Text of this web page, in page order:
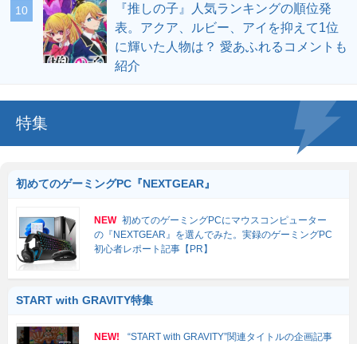
『推しの子』人気ランキングの順位発
表。アクア、ルビー、アイを抑えて1位
に輝いた人物は？ 愛あふれるコメントも
紹介
特集
初めてのゲーミングPC『NEXTGEAR』
NEW 初めてのゲーミングPCにマウスコンピューター
の『NEXTGEAR』を選んでみた。実録のゲーミングPC
初心者レポート記事【PR】
START with GRAVITY特集
NEW!
“START with GRAVITY”関連タイトルの企画記事